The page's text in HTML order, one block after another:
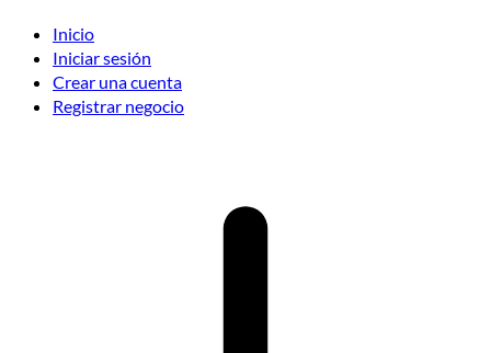
Inicio
Iniciar sesión
Crear una cuenta
Registrar negocio